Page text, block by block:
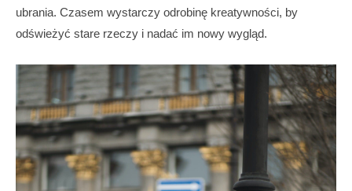
ubrania. Czasem wystarczy odrobinę kreatywności, by
odświeżyć stare rzeczy i nadać im nowy wygląd.